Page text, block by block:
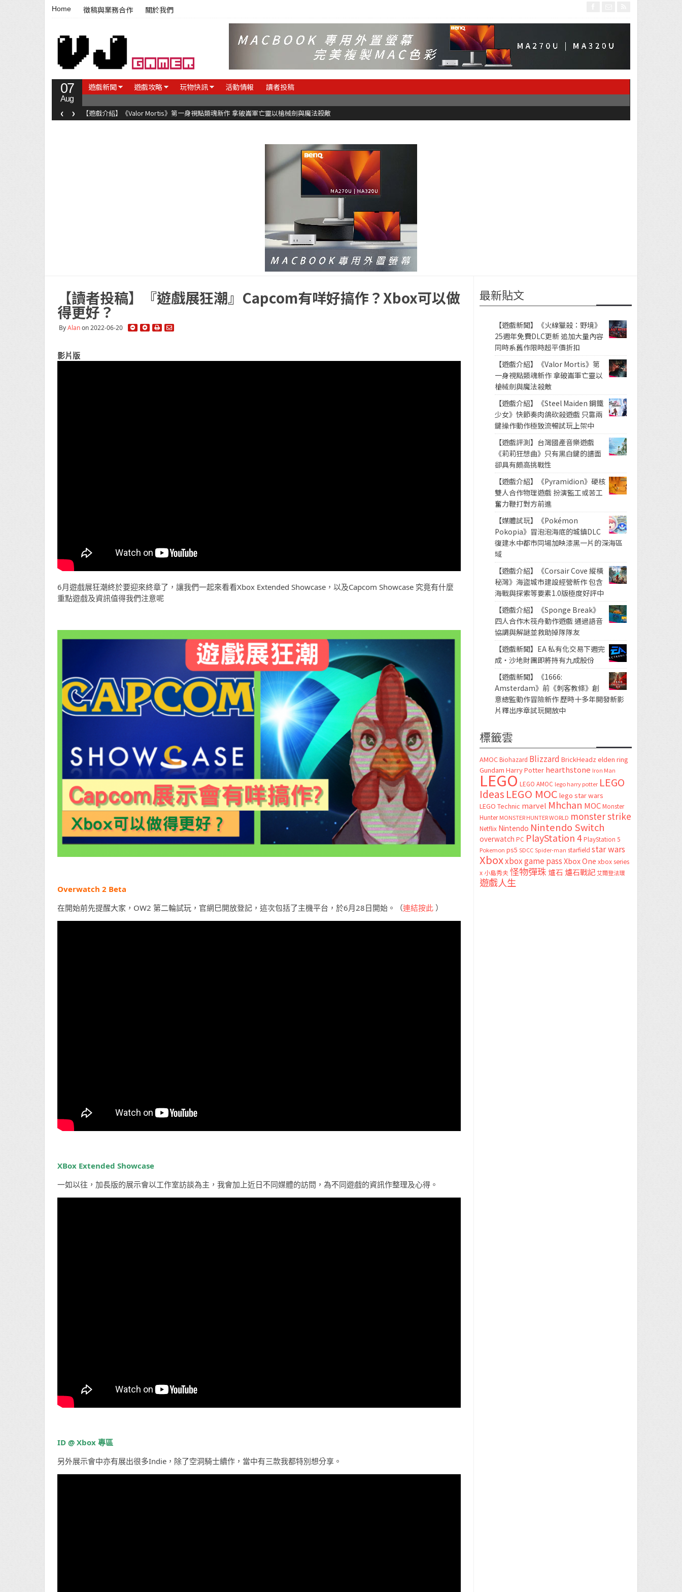
Home 徵稿與業務合作 關於我們
07
Aug
遊戲新聞 遊戲攻略 玩物快訊 活動情報 讀者投稿
【遊戲介紹】《Steel Maiden 鋼鐵少女》快節奏肉鴿砍殺遊戲 只靠兩鍵操作動作極致流暢試玩上架中
‹ ›
【讀者投稿】『遊戲展狂潮』Capcom有咩好搞作？Xbox可以做
得更好？
ByAlanon 2022-06-20
影片版
6月遊戲展狂潮終於要迎來終章了，讓我們一起來看看Xbox Extended Showcase，以及Capcom Showcase 究竟有什麼
重點遊戲及資訊值得我們注意呢
Overwatch 2 Beta
在開始前先提醒大家，OW2 第二輪試玩，官網巳開放登記，這次包括了主機平台，於6月28日開始。（連結按此 ）
XBox Extended Showcase
一如以往，加長版的展示會以工作室訪談為主，我會加上近日不同媒體的訪問，為不同遊戲的資訊作整理及心得。
ID @ Xbox 專區
另外展示會中亦有展出很多Indie，除了空洞騎士續作，當中有三款我都特別想分享。
最新貼文
【遊戲新聞】《火線獵殺：野境》
25週年免費DLC更新 追加大量內容
同時系舊作限時超平價折扣
【遊戲介紹】《Valor Mortis》第
一身視點類魂新作 拿破崙軍亡靈以
槍械劍與魔法殺敵
【遊戲介紹】《Steel Maiden 鋼鐵
少女》快節奏肉鴿砍殺遊戲 只靠兩
鍵操作動作極致流暢試玩上架中
【遊戲評測】台灣國產音樂遊戲
《莉莉狂想曲》只有黑白鍵的譜面
卻具有頗高挑戰性
【遊戲介紹】《Pyramidion》硬核
雙人合作物理遊戲 扮演監工或苦工
奮力鞭打對方前進
【媒體試玩】《Pokémon
Pokopia》冒泡泡海底的城鎮DLC
復建水中都市同場加映漆黑一片的深海區
域
【遊戲介紹】《Corsair Cove 縱橫
秘灣》海盜城市建設經營新作 包含
海戰與探索等要素1.0版極度好評中
【遊戲介紹】《Sponge Break》
四人合作木筏舟動作遊戲 通過語音
協調與解謎並救助掉隊隊友
【遊戲新聞】EA 私有化交易下週完
成・沙地財團即將持有九成股份
【遊戲新聞】《1666:
Amsterdam》前《刺客教條》創
意總監動作冒險新作 歷時十多年開發新影
片釋出序章試玩開放中
標籤雲
AMOC Biohazard Blizzard BrickHeadz elden ring
Gundam Harry Potter hearthstone Iron Man
LEGO LEGO AMOC lego harry potter LEGO
Ideas LEGO MOC lego star wars
LEGO Technic marvel Mhchan MOC Monster
Hunter MONSTER HUNTER WORLD monster strike
Netflix Nintendo Nintendo Switch
overwatch PC PlayStation 4 PlayStation 5
Pokemon ps5 SDCC Spider-man starfield star wars
Xboxxbox game passXbox One xbox series
x 小島秀夫怪物彈珠 爐石 爐石戰記艾爾登法環
遊戲人生